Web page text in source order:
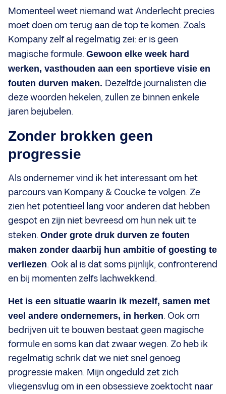
Momenteel weet niemand wat Anderlecht precies
moet doen om terug aan de top te komen. Zoals
Kompany zelf al regelmatig zei: er is geen
magische formule. Gewoon elke week hard
werken, vasthouden aan een sportieve visie en
fouten durven maken. Dezelfde journalisten die
deze woorden hekelen, zullen ze binnen enkele
jaren bejubelen.
Zonder brokken geen
progressie
Als ondernemer vind ik het interessant om het
parcours van Kompany & Coucke te volgen. Ze
zien het potentieel lang voor anderen dat hebben
gespot en zijn niet bevreesd om hun nek uit te
steken. Onder grote druk durven ze fouten
maken zonder daarbij hun ambitie of goesting te
verliezen. Ook al is dat soms pijnlijk, confronterend
en bij momenten zelfs lachwekkend.
Het is een situatie waarin ik mezelf, samen met
veel andere ondernemers, in herken. Ook om
bedrijven uit te bouwen bestaat geen magische
formule en soms kan dat zwaar wegen. Zo heb ik
regelmatig schrik dat we niet snel genoeg
progressie maken. Mijn ongeduld zet zich
vliegensvlug om in een obsessieve zoektocht naar